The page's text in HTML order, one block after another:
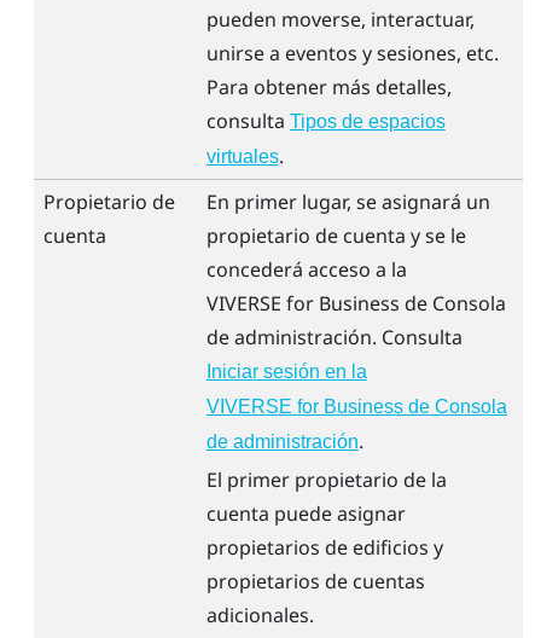
pueden moverse, interactuar,
unirse a eventos y sesiones, etc.
Para obtener más detalles,
consulta Tipos de espacios
virtuales.
Propietario de
cuenta
En primer lugar, se asignará un
propietario de cuenta y se le
concederá acceso a la
VIVERSE for Business de Consola
de administración. Consulta
Iniciar sesión en la
VIVERSE for Business de Consola
de administración.
El primer propietario de la
cuenta puede asignar
propietarios de edificios y
propietarios de cuentas
adicionales.